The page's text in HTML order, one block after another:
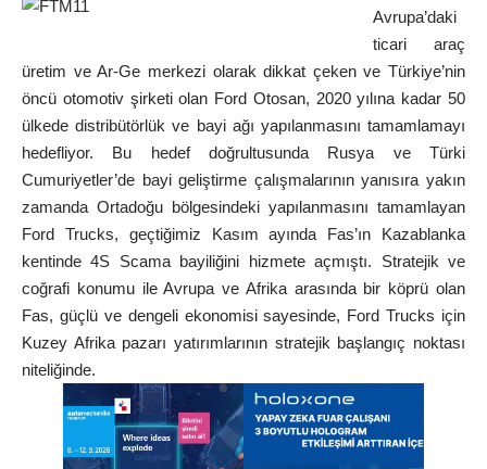
Avrupa’daki
ticari araç
üretim ve Ar-Ge merkezi olarak dikkat çeken ve Türkiye’nin
öncü otomotiv şirketi olan Ford Otosan, 2020 yılına kadar 50
ülkede distribütörlük ve bayi ağı yapılanmasını tamamlamayı
hedefliyor. Bu hedef doğrultusunda Rusya ve Türki
Cumuriyetler’de bayi geliştirme çalışmalarının yanısıra yakın
zamanda Ortadoğu bölgesindeki yapılanmasını tamamlayan
Ford Trucks, geçtiğimiz Kasım ayında Fas’ın Kazablanka
kentinde 4S Scama bayiliğini hizmete açmıştı. Stratejik ve
coğrafi konumu ile Avrupa ve Afrika arasında bir köprü olan
Fas, güçlü ve dengeli ekonomisi sayesinde, Ford Trucks için
Kuzey Afrika pazarı yatırımlarının stratejik başlangıç noktası
niteliğinde.